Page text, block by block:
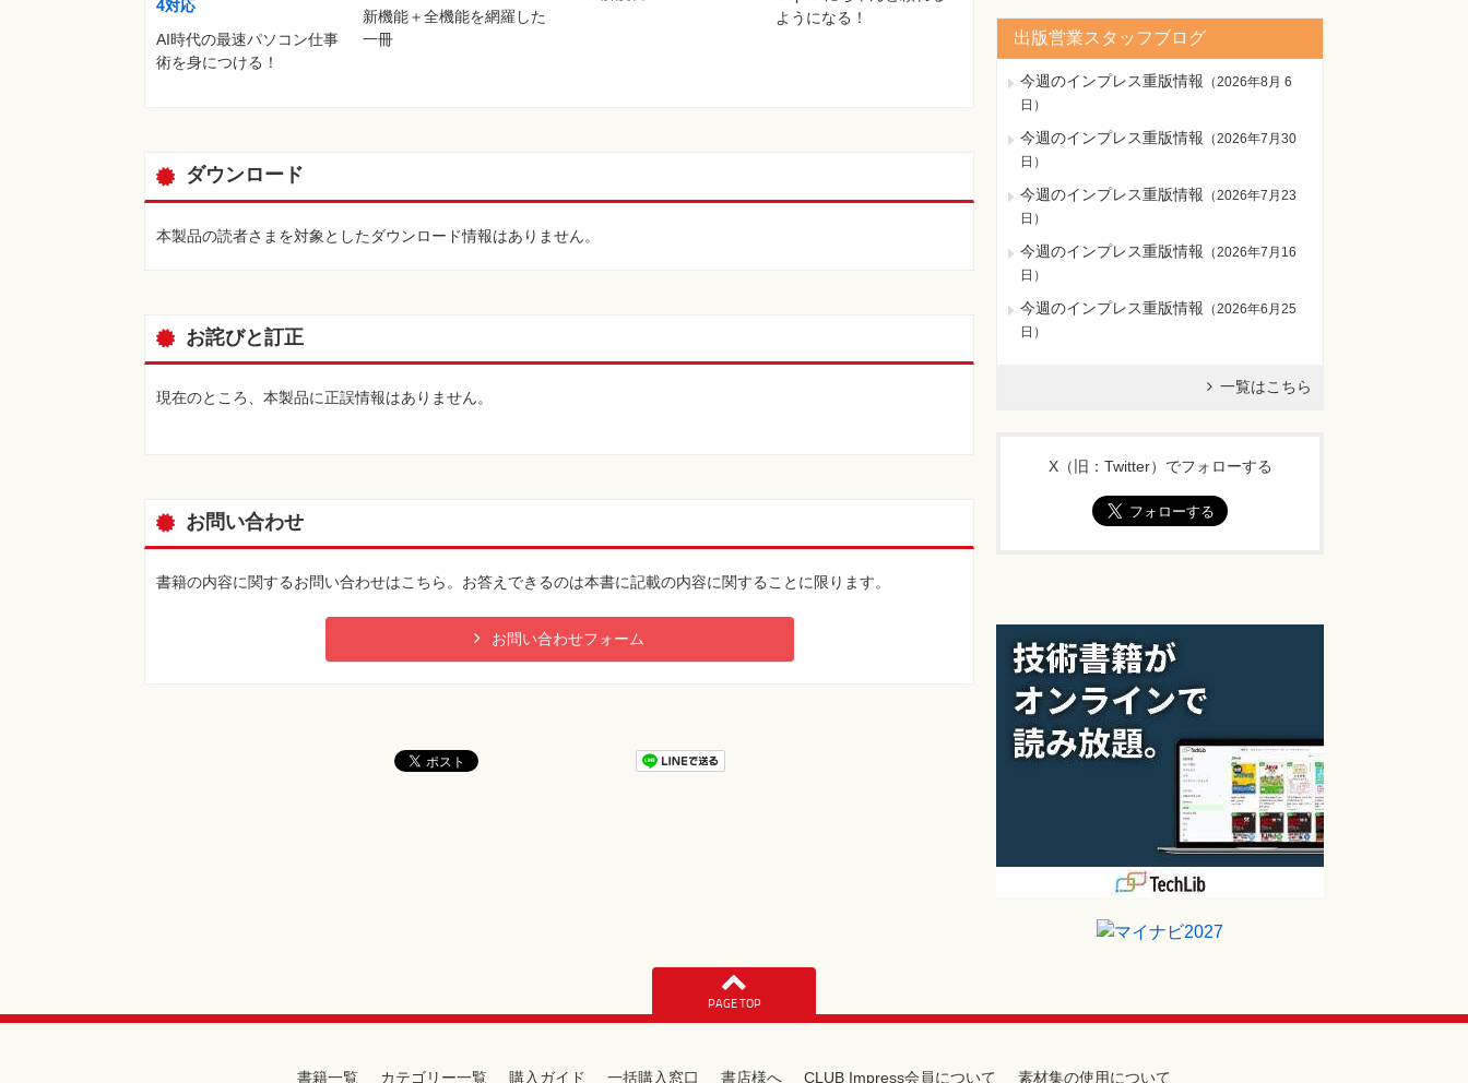
4対応
AI時代の最速パソコン仕事
術を身につける！
新機能＋全機能を網羅した
一冊
ようになる！
ダウンロード
本製品の読者さまを対象としたダウンロード情報はありません。
お詫びと訂正
現在のところ、本製品に正誤情報はありません。
お問い合わせ
書籍の内容に関するお問い合わせはこちら。お答えできるのは本書に記載の内容に関することに限ります。
お問い合わせフォーム
出版営業スタッフブログ
今週のインプレス重版情報 （2026年8月 6
日 ）
今週のインプレス重版情報 （2026年7月30
日 ）
今週のインプレス重版情報 （2026年7月23
日 ）
今週のインプレス重版情報 （2026年7月16
日 ）
今週のインプレス重版情報 （2026年6月25
日 ）
一覧はこちら
X（旧：Twitter）でフォローする
PAGE TOP
書籍一覧 カテゴリー一覧 購入ガイド 一括購入窓口 書店様へ CLUB Impress会員について 素材集の使用について